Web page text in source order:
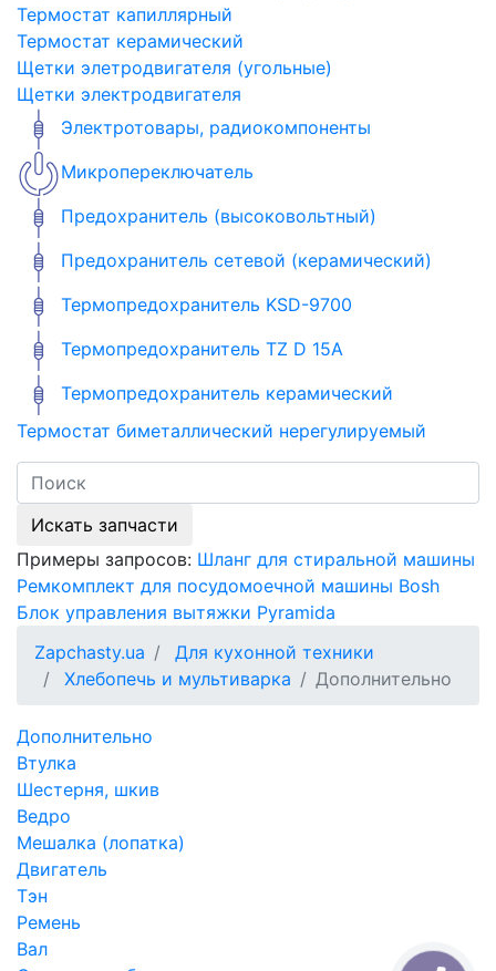
Термостат капиллярный
Термостат керамический
Щетки элетродвигателя (угольные)
Щетки электродвигателя
Электротовары, радиокомпоненты
Микропереключатель
Предохранитель (высоковольтный)
Предохранитель сетевой (керамический)
Термопредохранитель KSD-9700
Термопредохранитель TZ D 15A
Термопредохранитель керамический
Термостат биметаллический нерегулируемый
Искать запчасти
Примеры запросов: Шланг для стиральной машины
Ремкомплект для посудомоечной машины Bosh
Блок управления вытяжки Pyramida
Zapchasty.ua
Для кухонной техники
Хлебопечь и мультиварка
Дополнительно
Дополнительно
Втулка
Шестерня, шкив
Ведро
Мешалка (лопатка)
Двигатель
Тэн
Ремень
Вал